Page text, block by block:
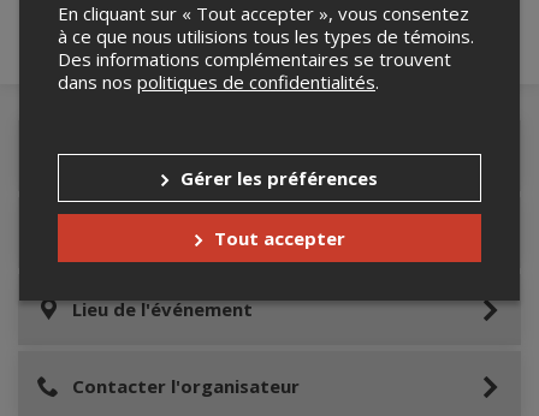
Détails de l'événement
Informations relatives au stationnement
Lieu de l'événement
Contacter l'organisateur
En cliquant sur « Tout accepter », vous consentez
à ce que nous utilisions tous les types de témoins.
Des informations complémentaires se trouvent
dans nos politiques de confidentialités.
Gérer les préférences
Tout accepter